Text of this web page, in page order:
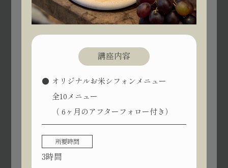
講座内容
オリジナルお米シフォンメニュー
全10メニュー
（ 6ヶ月のアフターフォロー付き）
所要時間
3時間